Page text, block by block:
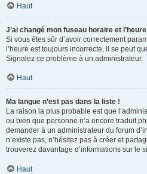
Haut
J’ai changé mon fuseau horaire et
Si vous êtes sûr d’avoir correctement
l’heure est toujours incorrecte, il se peut
Signalez ce problème à un administrateur.
Haut
Ma langue n’est pas dans la liste !
La raison la plus probable est que
ou bien que personne n’a encore traduit
demander à un administrateur du forum
n’existe pas, n’hésitez pas à créer et
trouverez davantage d’informations sur le
Haut